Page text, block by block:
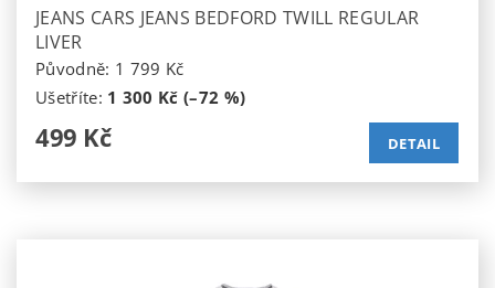
JEANS CARS JEANS BEDFORD TWILL REGULAR
LIVER
Původně: 1 799 Kč
Ušetříte: 1 300 Kč (–72 %)
499 Kč DETAIL